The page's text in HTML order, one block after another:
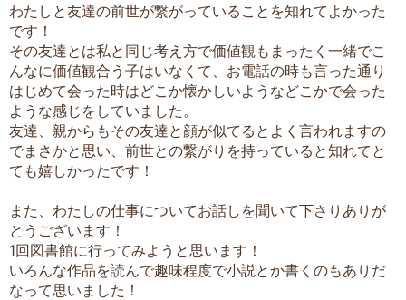
わたしと友達の前世が繋がっていることを知れてよかった
です！
その友達とは私と同じ考え方で価値観もまったく一緒でこ
んなに価値観合う子はいなくて、お電話の時も言った通り
はじめて会った時はどこか懐かしいようなどこかで会った
ような感じをしていました。
友達、親からもその友達と顔が似てるとよく言われますの
でまさかと思い、前世との繋がりを持っていると知れてと
ても嬉しかったです！
また、わたしの仕事についてお話しを聞いて下さりありが
とうございます！
1回図書館に行ってみようと思います！
いろんな作品を読んで趣味程度で小説とか書くのもありだ
なって思いました！